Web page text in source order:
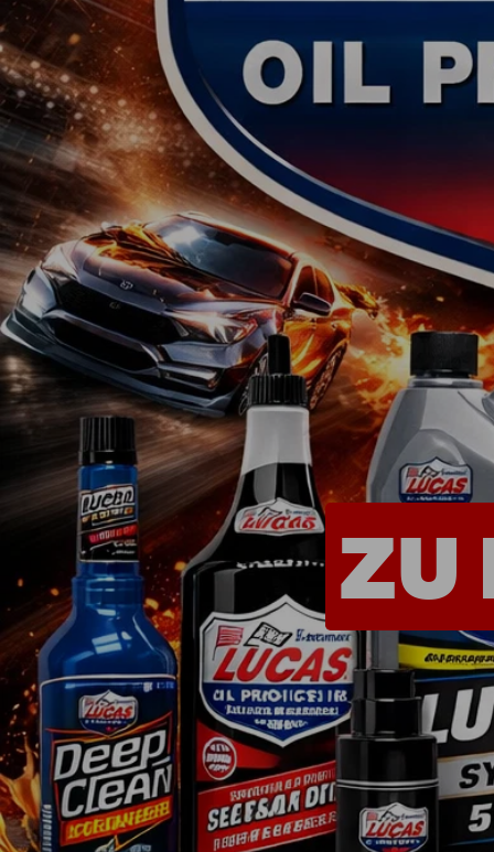
Shop - Quickies
Universelle Teile
Motorenteile
Werkzeug
Farben & Lacke
Non.Automotive